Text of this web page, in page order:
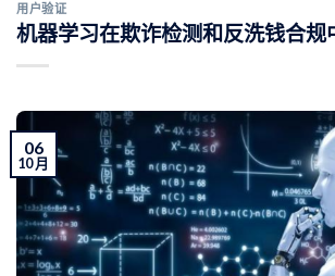
用户验证
机器学习在欺诈检测和反洗钱合规
06
10 月